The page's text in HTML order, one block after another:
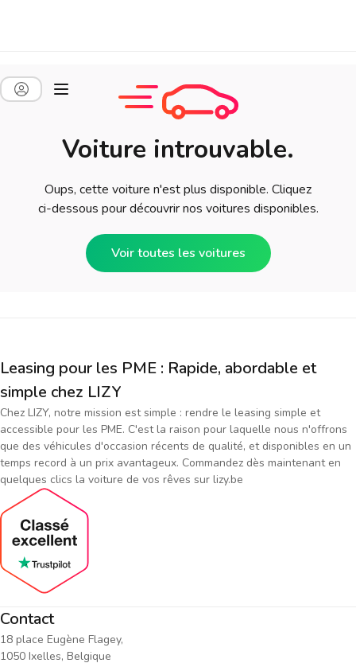
Voiture introuvable.
Oups, cette voiture n'est plus disponible. Cliquez
ci-dessous pour découvrir nos voitures disponibles.
Voir toutes les voitures
Leasing pour les PME : Rapide, abordable et
simple chez LIZY
Chez LIZY, notre mission est simple : rendre le leasing simple et
accessible pour les PME. C'est la raison pour laquelle nous n'offrons
que des véhicules d'occasion récents de qualité, et disponibles en un
temps record à un prix avantageux. Commandez dès maintenant en
quelques clics la voiture de vos rêves sur lizy.be
Contact
18 place Eugène Flagey,
1050 Ixelles, Belgique